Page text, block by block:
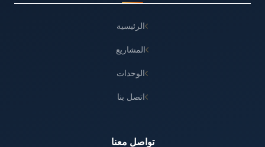
الرئيسية
المشاريع
الوحدات
اتصل بنا
تواصل معنا